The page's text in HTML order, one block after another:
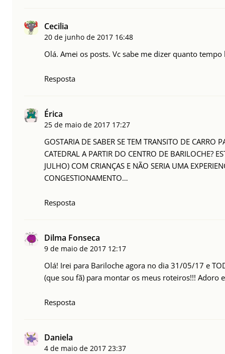
Cecilia
20 de junho de 2017 16:48
Olá. Amei os posts. Vc sabe me dizer quanto
Resposta
Érica
25 de maio de 2017 17:27
GOSTARIA DE SABER SE TEM TRANSITO DE CARRO
CATEDRAL A PARTIR DO CENTRO DE BARILOCHE?
JULHO) COM CRIANÇAS E NÃO SERIA UMA
CONGESTIONAMENTO…
Resposta
Dilma Fonseca
9 de maio de 2017 12:17
Olá! Irei para Bariloche agora no dia 31/05/17 e
(que sou fã) para montar os meus roteiros!!! Adoro
Resposta
Daniela
4 de maio de 2017 23:37